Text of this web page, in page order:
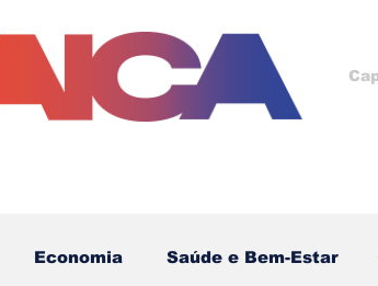
Economia Saúde e Bem-Estar